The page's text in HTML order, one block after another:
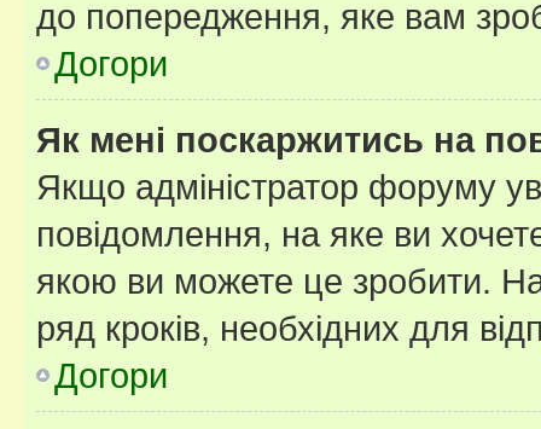
до попередження, яке вам
Догори
Як мені поскаржитись на
Якщо адміністратор форуму
повідомлення, на яке ви
якою ви можете це зробити.
ряд кроків, необхідних для
Догори